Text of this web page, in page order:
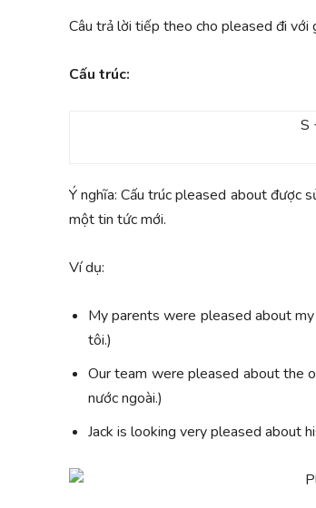
Câu trả lời tiếp theo cho pleased đi với
Cấu trúc:
S
Ý nghĩa: Cấu trúc pleased about được
một tin tức mới.
Ví dụ:
My parents were pleased about
tôi.)
Our team were pleased about the
nước ngoài.)
Jack is looking very pleased about